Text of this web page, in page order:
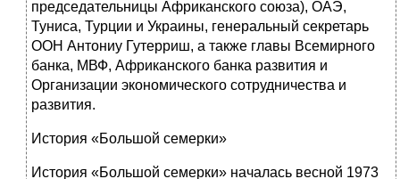
председательницы Африканского союза), ОАЭ,
Туниса, Турции и Украины, генеральный секретарь
ООН Антониу Гутерриш, а также главы Всемирного
банка, МВФ, Африканского банка развития и
Организации экономического сотрудничества и
развития.
История «Большой семерки»
История «Большой семерки» началась весной 1973